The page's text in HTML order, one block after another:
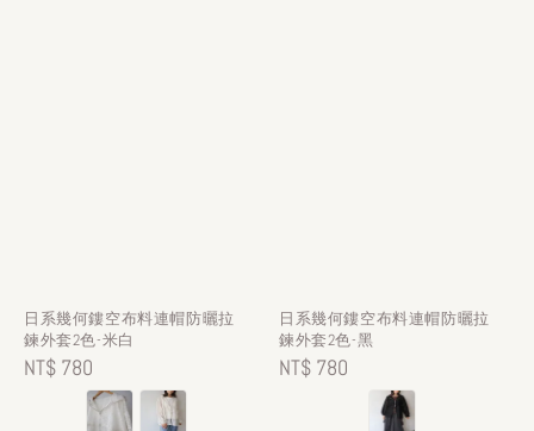
日系幾何鏤空布料連帽防曬拉
鍊外套2色-米白
Regular
NT$ 780
日系幾何鏤空布料連帽防曬拉
鍊外套2色-黑
Regular
NT$ 780